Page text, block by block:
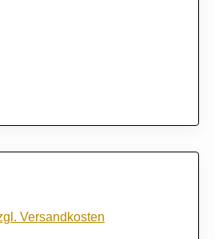
Versandkosten